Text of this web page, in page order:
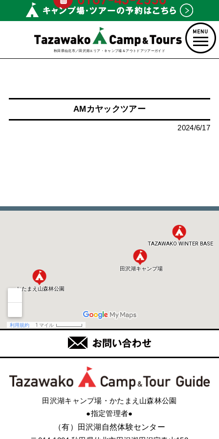
秋田県仙北市／田沢湖エリア・キャンプ場＆アウトドアツアーガイド
AMカヤックツアー
2024/6/17
田沢湖キャンプ場・かたまえ山森林公園
●指定管理者●
（有）田沢湖自然体験センター